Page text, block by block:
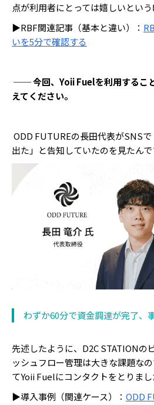
点が利用者にとっては嬉しいという
▶RBF関連記事（基本と違い）：
いを5分で確認する
── 今回、Yoii Fuelを利用するこ
えてください。
ODD FUTUREの長田代表がSNS
出た」と告知していたのを見たんで
わずか60分で資金調達が完了、
先述したように、D2C STATIONの
ッシュフロー管理は大きな課題な
てYoii Fuelにコンタクトをとりまし
▶導入事例（関連ケース）： ODD